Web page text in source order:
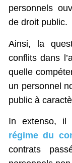
personnels
de droit public.
Ainsi, la
conflits dans
quelle
un personnel
public à
In extenso, il
régime du
contrats